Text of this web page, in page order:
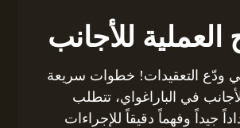
العملية للأجانب
في ودّع التعقيدات! خطوات سريعة
في الباراغواي، تتطلب
جيداً وفهماً دقيقاً للإجراءات